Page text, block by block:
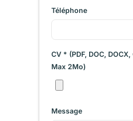
Téléphone
CV * (PDF, DOC, DOCX,
Max 2Mo)
Message